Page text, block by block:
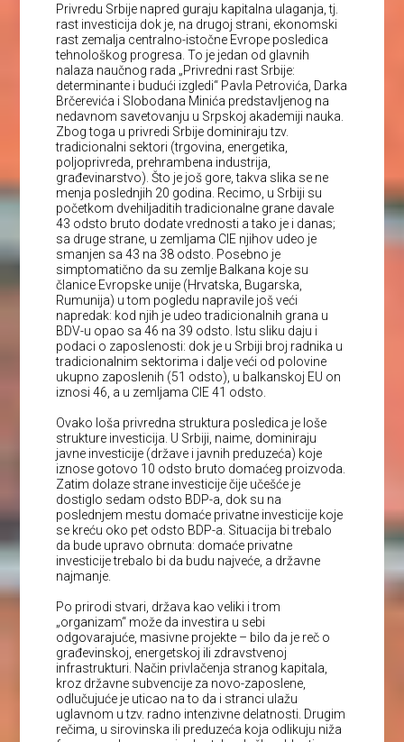
Privredu Srbije napred guraju kapitalna ulaganja, tj.
rast investicija dok je, na drugoj strani, ekonomski
rast zemalja centralno-istočne Evrope posledica
tehnološkog progresa. To je jedan od glavnih
nalaza naučnog rada „Privredni rast Srbije:
determinante i budući izgledi“ Pavla Petrovića, Darka
Brčerevića i Slobodana Minića predstavljenog na
nedavnom savetovanju u Srpskoj akademiji nauka.
Zbog toga u privredi Srbije dominiraju tzv.
tradicionalni sektori (trgovina, energetika,
poljoprivreda, prehrambena industrija,
građevinarstvo). Što je još gore, takva slika se ne
menja poslednjih 20 godina. Recimo, u Srbiji su
početkom dvehiljaditih tradicionalne grane davale
43 odsto bruto dodate vrednosti a tako je i danas;
sa druge strane, u zemljama CIE njihov udeo je
smanjen sa 43 na 38 odsto. Posebno je
simptomatično da su zemlje Balkana koje su
članice Evropske unije (Hrvatska, Bugarska,
Rumunija) u tom pogledu napravile još veći
napredak: kod njih je udeo tradicionalnih grana u
BDV-u opao sa 46 na 39 odsto. Istu sliku daju i
podaci o zaposlenosti: dok je u Srbiji broj radnika u
tradicionalnim sektorima i dalje veći od polovine
ukupno zaposlenih (51 odsto), u balkanskoj EU on
iznosi 46, a u zemljama CIE 41 odsto.
Ovako loša privredna struktura posledica je loše
strukture investicija. U Srbiji, naime, dominiraju
javne investicije (države i javnih preduzeća) koje
iznose gotovo 10 odsto bruto domaćeg proizvoda.
Zatim dolaze strane investicije čije učešće je
dostiglo sedam odsto BDP-a, dok su na
poslednjem mestu domaće privatne investicije koje
se kreću oko pet odsto BDP-a. Situacija bi trebalo
da bude upravo obrnuta: domaće privatne
investicije trebalo bi da budu najveće, a državne
najmanje.
Po prirodi stvari, država kao veliki i trom
„organizam“ može da investira u sebi
odgovarajuće, masivne projekte – bilo da je reč o
građevinskoj, energetskoj ili zdravstvenoj
infrastrukturi. Način privlačenja stranog kapitala,
kroz državne subvencije za novo-zaposlene,
odlučujuće je uticao na to da i stranci ulažu
uglavnom u tzv. radno intenzivne delatnosti. Drugim
rečima, u sirovinska ili preduzeća koja odlikuju niža